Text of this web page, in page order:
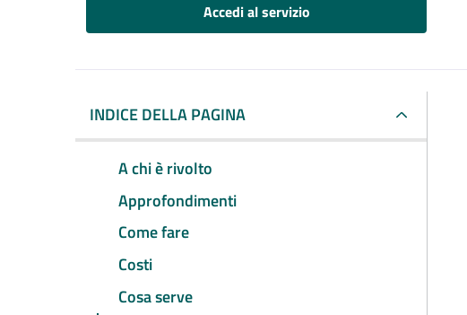
Accedi al servizio
INDICE DELLA PAGINA
A chi è rivolto
Approfondimenti
Come fare
Costi
Cosa serve